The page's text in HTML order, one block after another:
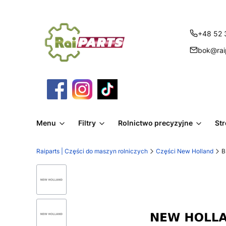
+48 52
Menu Filtry Rolnictwo precyzyjne
Raiparts | Części do maszyn rolniczych Części New Holland